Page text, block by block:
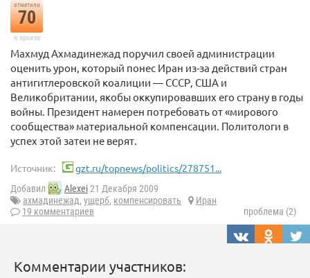
отметили
70
в архиве
Махмуд Ахмадинежад поручил своей администрации
оценить урон, который понес Иран из-за действий стран
антигитлеровской коалиции — СССР, США и
Великобритании, якобы оккупировавших его страну в годы
войны. Президент намерен потребовать от «мирового
сообщества» материальной компенсации. Политологи в
успех этой затеи не верят.
Источник: gzt.ru/topnews/politics/278751...
Добавил Alexei21 Декабря 2009
ахмадинежад, ущерб, компенсировать
Иран
19 комментариев
проблема (2)
Комментарии участников: